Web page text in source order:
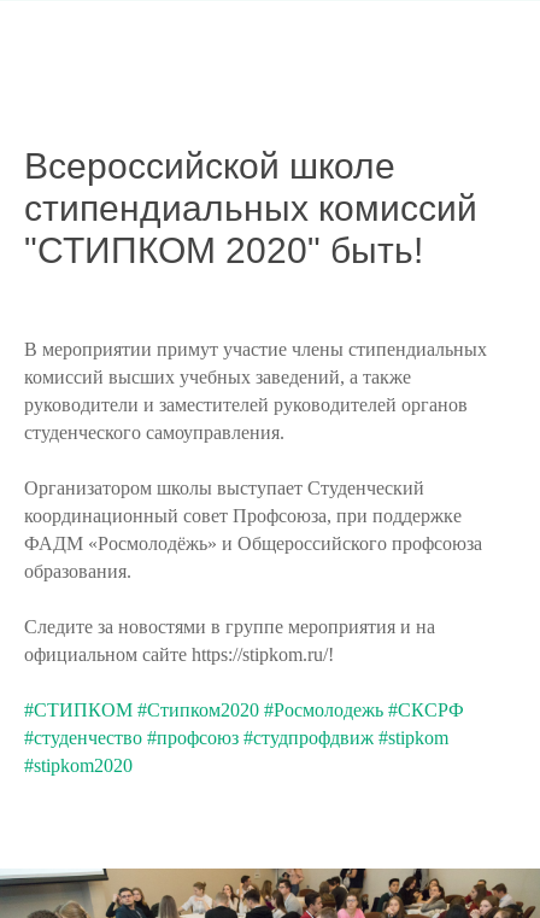
Всероссийской школе
стипендиальных комиссий
"СТИПКОМ 2020" быть!
В мероприятии примут участие члены стипендиальных
комиссий высших учебных заведений, а также
руководители и заместителей руководителей органов
студенческого самоуправления.
Организатором школы выступает Студенческий
координационный совет Профсоюза, при поддержке
ФАДМ «Росмолодёжь» и Общероссийского профсоюза
образования.
Следите за новостями в группе мероприятия и на
официальном сайте https://stipkom.ru/!
#СТИПКОМ #Стипком2020 #Росмолодежь #СКСРФ
#студенчество #профсоюз #студпрофдвиж #stipkom
#stipkom2020